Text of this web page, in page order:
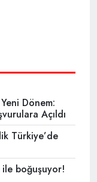
Dönem:
Açıldı
Türkiye’de
ile boğuşuyor!